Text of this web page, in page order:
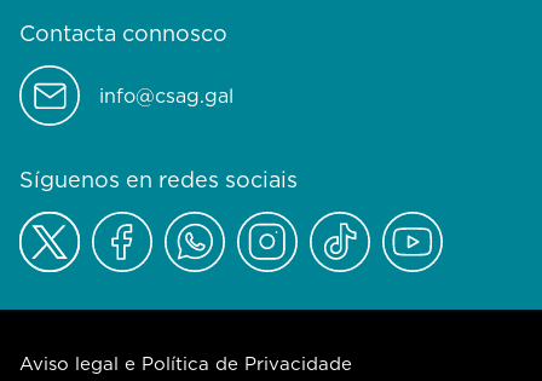
Contacta connosco
info@csag.gal
Síguenos en redes sociais
Aviso legal e Política de Privacidade